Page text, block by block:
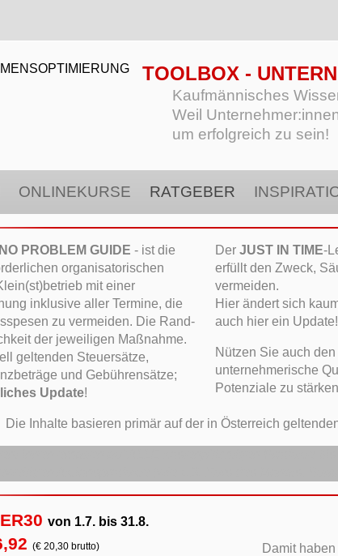
TOOLBOX -
Kaufmännisches
Weil
um erfolgreich zu sein!
ONLINEKURSE RATGEBER
NO PROBLEM GUIDE - ist die
organisatorischen
mit einer
inklusive aller Termine, die
zu vermeiden. Die Rand-
der jeweiligen Maßnahme.
geltenden Steuersätze,
und Gebührensätze;
Update!
Der JUST IN TIME-
erfüllt den Zweck,
vermeiden.
Hier ändert sich
auch hier ein Update!
Nützen Sie auch den
unternehmerische
Potenziale zu
Die Inhalte basieren primär auf der in Österreich
von 1.7. bis 31.8.
(€ 20,30 brutto)
Damit